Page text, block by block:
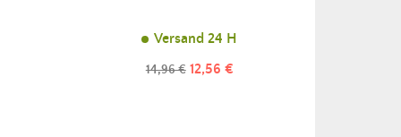
Versand 24 H
Regulärer
14,96 € Preis
12,56 €